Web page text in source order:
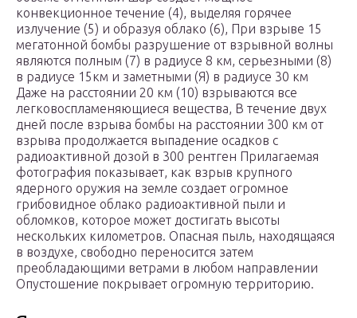
конвекционное течение (4), выделяя горячее
излучение (5) и образуя облако (6), При взрыве 15
мегатонной бомбы разрушение от взрывной волны
являются полным (7) в радиусе 8 км, серьезными (8)
в радиусе 15км и заметными (Я) в радиусе 30 км
Даже на расстоянии 20 км (10) взрываются все
легковоспламеняющиеся вещества, В течение двух
дней после взрыва бомбы на расстоянии 300 км от
взрыва продолжается выпадение осадков с
радиоактивной дозой в 300 рентген Прилагаемая
фотография показывает, как взрыв крупного
ядерного оружия на земле создает огромное
грибовидное облако радиоактивной пыли и
обломков, которое может достигать высоты
нескольких километров. Опасная пыль, находящаяся
в воздухе, свободно переносится затем
преобладающими ветрами в любом направлении
Опустошение покрывает огромную территорию.